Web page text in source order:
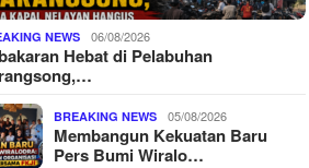
NEWS 06/08/2026
Hebat di Pelabuhan
BREAKING NEWS 05/08/2026
Membangun Kekuatan Baru
Pers Bumi Wiralo…